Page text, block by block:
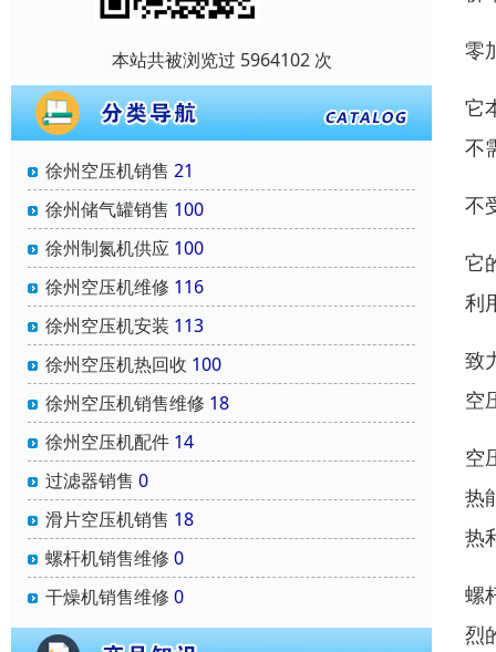
本站共被浏览过 5964102 次
徐州空压机销售 21
徐州储气罐销售 100
徐州制氮机供应 100
徐州空压机维修 116
徐州空压机安装 113
徐州空压机热回收 100
徐州空压机销售维修 18
徐州空压机配件 14
过滤器销售 0
滑片空压机销售 18
螺杆机销售维修 0
干燥机销售维修 0
零
它
不
不
它
利
致
空
空
热
热
螺
烈